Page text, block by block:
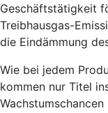
Geschäftstätigkeit
Treibhausgas-
die Eindämmung
Wie bei jedem
kommen nur Titel